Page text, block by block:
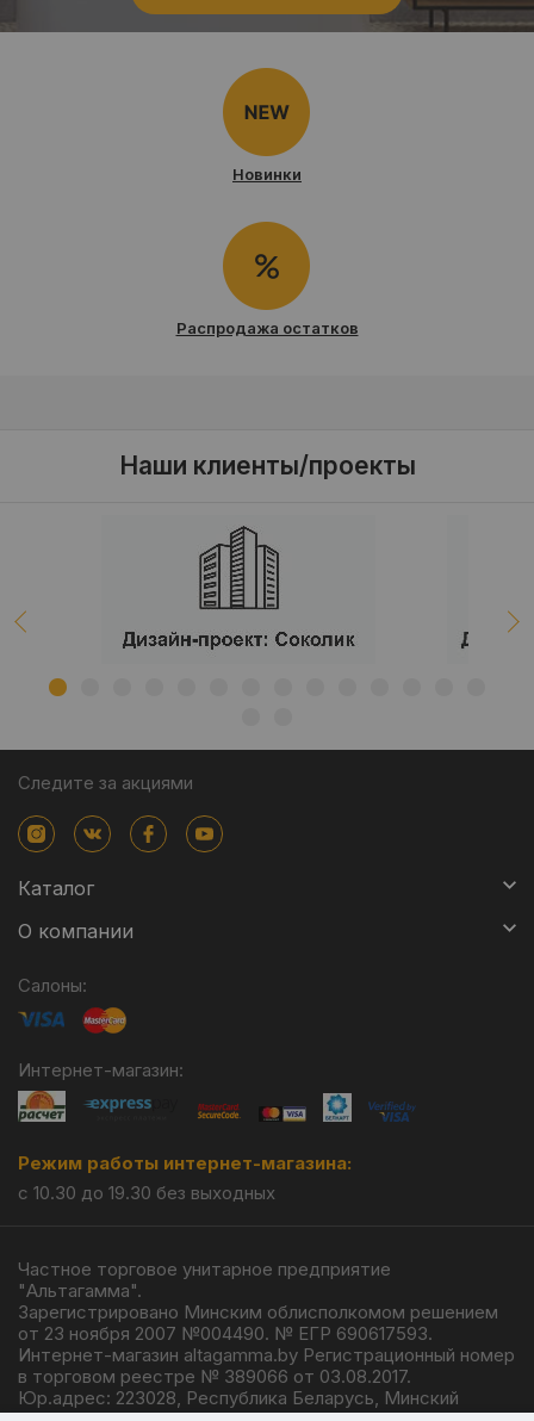
Новинки
Распродажа остатков
Наши клиенты/проекты
Следите за акциями
Каталог
О компании
Салоны:
Интернет-магазин:
Режим работы интернет-магазина:
с 10.30 до 19.30 без выходных
Частное торговое унитарное предприятие
"Альтагамма".
Зарегистрировано Минским облисполкомом решением
от 23 ноября 2007 №004490. № ЕГР 690617593.
Интернет-магазин altagamma.by Регистрационный номер
в торговом реестре № 389066 от 03.08.2017.
Юр.адрес: 223028, Республика Беларусь, Минский